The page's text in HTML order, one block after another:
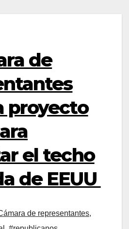
de
proyecto
el techo
de EEUU
de representantes,